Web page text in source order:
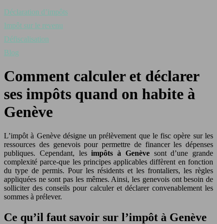
Déclaration d’impôts
Impôt sur le revenu
Défiscalisation
Blog
Comment calculer et déclarer
ses impôts quand on habite à
Genève
L’impôt à Genève désigne un prélèvement que le fisc opère sur les
ressources des genevois pour permettre de financer les dépenses
publiques. Cependant, lesimpôts à Genèvesont d’une grande
complexité parce-que les principes applicables diffèrent en fonction
du type de permis. Pour les résidents et les frontaliers, les règles
appliquées ne sont pas les mêmes. Ainsi, les genevois ont besoin de
solliciter des conseils pour calculer et déclarer convenablement les
sommes à prélever.
Ce qu’il faut savoir sur l’impôt à Genève